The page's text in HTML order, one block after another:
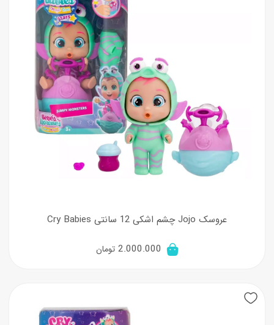
عروسک Jojo چشم اشکی 12 سانتی Cry Babies
2.000.000 تومان